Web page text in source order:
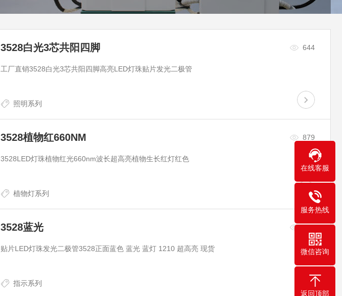
3528白光3芯共阳四脚 644
工厂直销3528白光3芯共阳四脚高亮LED灯珠贴片发光二极管
照明系列
3528植物红660NM 879
3528LED灯珠植物红光660nm波长超高亮植物生长红灯红色
植物灯系列
3528蓝光 774
贴片LED灯珠发光二极管3528正面蓝色 蓝光 蓝灯 1210 超高亮 现货
指示系列
在线客服
服务热线
微信咨询
返回顶部